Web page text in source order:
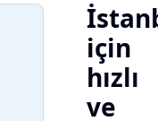
için
hızlı
ve